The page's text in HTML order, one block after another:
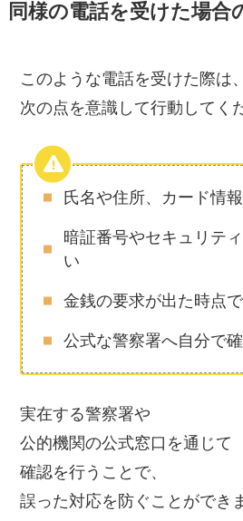
同様の電話を受けた場合
このような電話を受けた際は、
次の点を意識して行動してく
氏名や住所、カード情
暗証番号やセキュリテ
い
金銭の要求が出た時点
公式な警察署へ自分で
実在する警察署や
公的機関の公式窓口を通じて
確認を行うことで、
誤った対応を防ぐことができ